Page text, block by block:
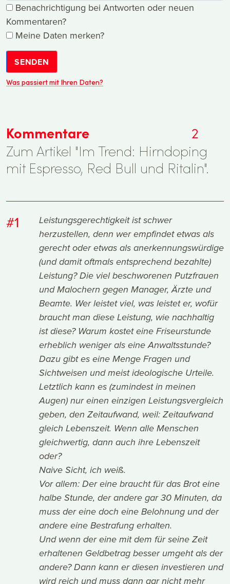
Benachrichtigung bei Antworten oder neuen
Kommentaren?
Meine Daten merken?
SENDEN
Was passiert mit Ihren Daten?
Kommentare
2
Zum Artikel "Im Trend: Hirndoping
mit Espresso, Red Bull und Ritalin".
#1
Leistungsgerechtigkeit ist schwer
herzustellen, denn wer empfindet etwas als
gerecht oder etwas als anerkennungswürdige
(und damit oftmals entsprechend bezahlte)
Leistung? Die viel beschworenen Putzfrauen
und Malochern gegen Manager, Ärzte und
Beamte. Wer leistet viel, was leistet er, wofür
braucht man diese Leistung, wie nachhaltig
ist diese? Warum kostet eine Friseurstunde
erheblich weniger als eine Anwaltsstunde?
Dazu gibt es eine Menge Fragen und
Sichtweisen und meist ideologische Urteile.
Letztlich kann es (zumindest in meinen
Augen) nur einen einzigen Leistungsvergleich
geben, den Zeitaufwand, weil: Zeitaufwand
gleich Lebenszeit. Wenn alle Menschen
gleichwertig, dann auch ihre Lebenszeit
oder?
Naive Sicht, ich weiß.
Vor allem: Der eine braucht für das Brot eine
halbe Stunde, der andere gar 30 Minuten, da
muss der eine doch eine Belohnung und der
andere eine Bestrafung erhalten.
Und wenn der eine mit dem für seine Zeit
erhaltenen Geldbetrag besser umgeht als der
andere? Dann kann er diesen investieren und
wird reich und muss dann gar nicht mehr